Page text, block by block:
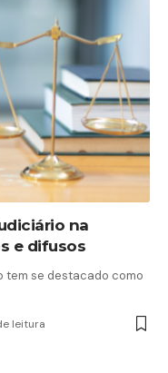
na
e difusos
tem se destacado como
leitura